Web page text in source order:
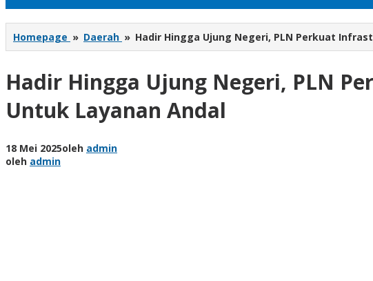
Homepage » Daerah » Hadir Hingga Ujung Negeri, PLN Perkuat
Hadir Hingga Ujung Negeri, PLN
Untuk Layanan Andal
18 Mei 2025oleh admin
oleh admin